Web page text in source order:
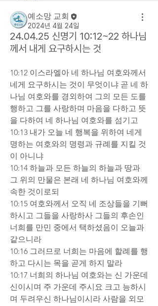
예소망 교회
2024년 4월 24일
24.04.25 신명기 10:12~22 하나님
께서 내게 요구하시는 것
10:12 이스라엘아 네 하나님 여호와께서
네게 요구하시는 것이 무엇이냐 곧 네 하
나님 여호와를 경외하여 그의 모든 도를
행하고 그를 사랑하며 마음을 다하고 뜻
을 다하여 네 하나님 여호와를 섬기고
10:13 내가 오늘 네 행복을 위하여 네게
명하는 여호와의 명령과 규례를 지킬 것
이 아니냐
10:14 하늘과 모든 하늘의 하늘과 땅과
그 위의 만물은 본래 네 하나님 여호와께
속한 것이로되
10:15 여호와께서 오직 네 조상들을 기뻐
하시고 그들을 사랑하사 그들의 후손인
너희를 만민 중에서 택하셨음이 오늘과
같으니라
10:16 그러므로 너희는 마음에 할례를 행
하고 다시는 목을 곧게 하지 말라
10:17 너희의 하나님 여호와는 신 가운데
신이시며 주 가운데 주시요 크고 능하시
며 두려우신 하나님이시라 사람을 외모